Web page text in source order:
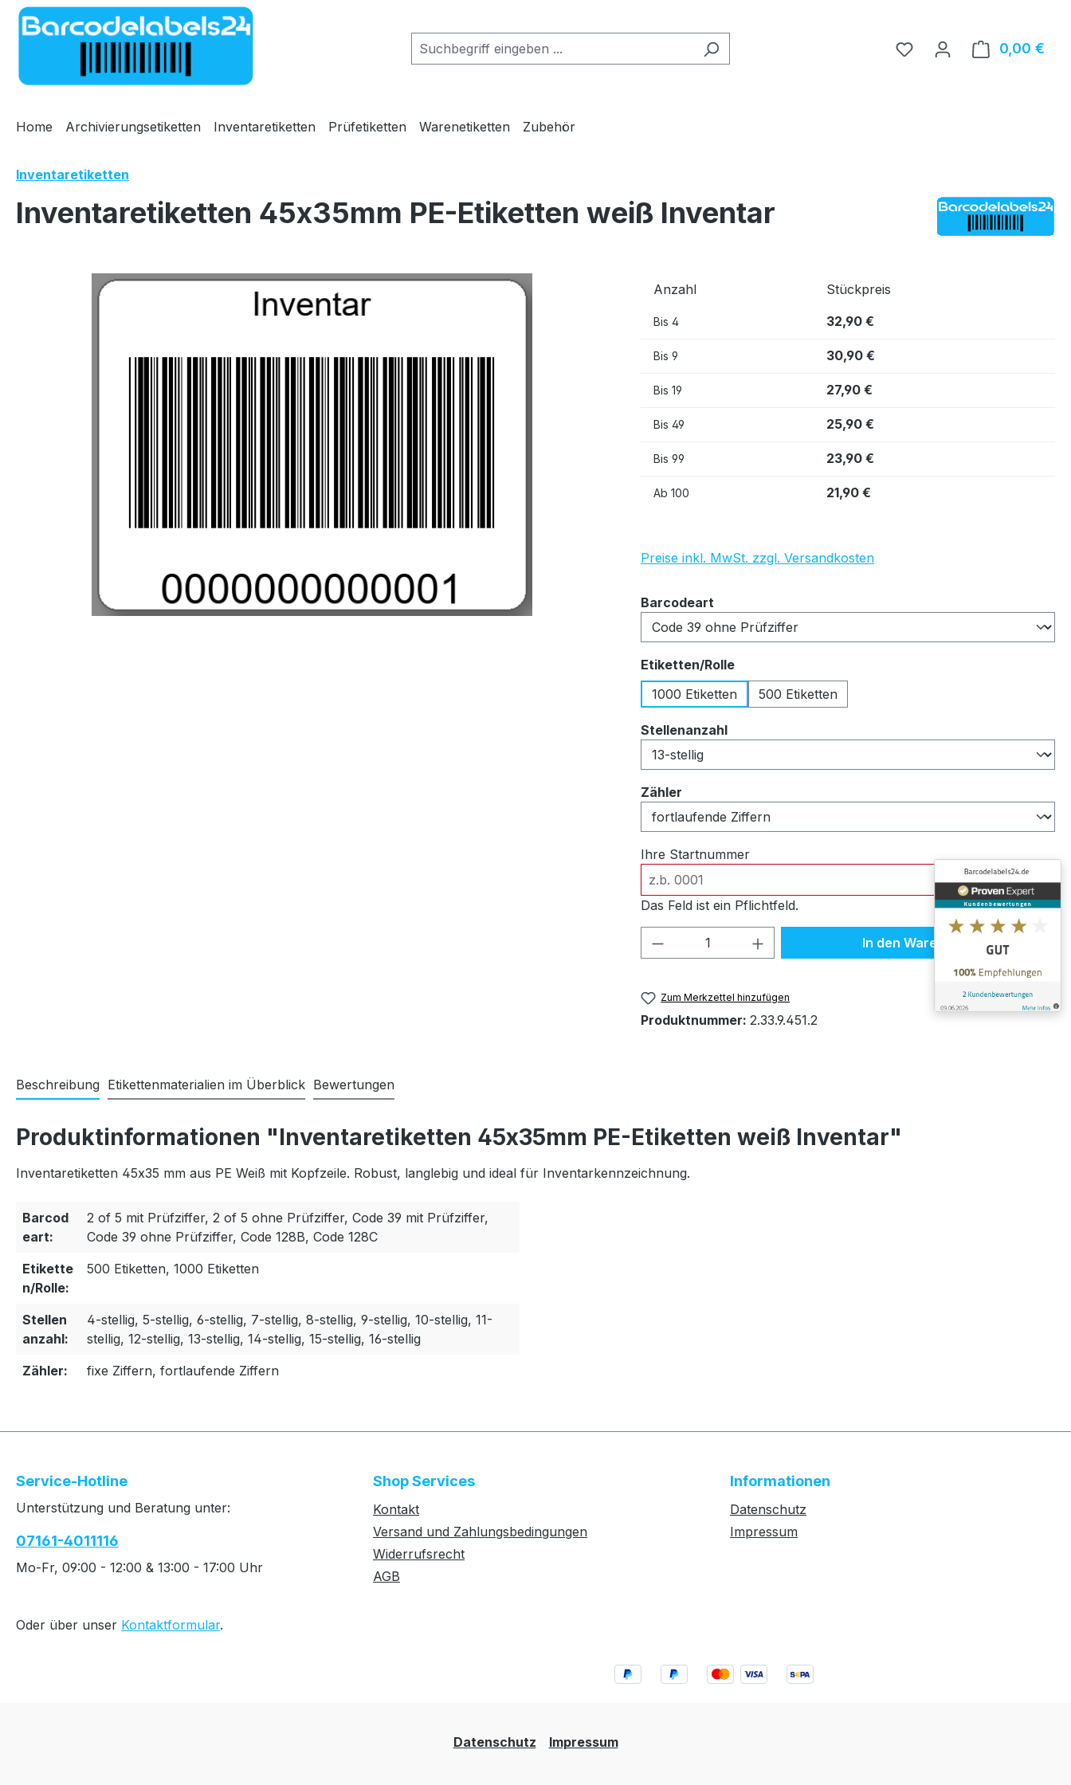
Hauptinhalt springen
Zur Suche springen
Zur Hauptnavigation springen
0,00 €
Home Archivierungsetiketten Inventaretiketten Prüfetiketten Warenetiketten Zubehör
Inventaretiketten
Inventaretiketten 45x35mm PE-Etiketten weiß Inventar
Bildergalerie überspringen Anzahl Stückpreis
Bis 4 32,90 €
Bis 9 30,90 €
Bis 19 27,90 €
Bis 49 25,90 €
Bis 99 23,90 €
Ab 100 21,90 €
Preise inkl. MwSt. zzgl. Versandkosten
Barcodeart
Etiketten/Rolleauswählen
1000 Etiketten
500 Etiketten
Stellenanzahlauswählen
Zähler
Ihre Startnummer
Das Feld ist ein Pflichtfeld.
Produkt Anzahl: Gib den gewünschten Wert
In den Warenkorb
Zum Merkzettel hinzufügen
Produktnummer: 2.33.9.451.2
Beschreibung Etikettenmaterialien im Überblick Bewertungen
Produktinformationen "Inventaretiketten 45x35mm PE-Etiketten weiß Inventar"
Inventaretiketten 45x35 mm aus PE Weiß mit Kopfzeile. Robust, langlebig und ideal für Inventarkennzeichnung.
Barcod
eart:
2 of 5 mit Prüfziffer, 2 of 5 ohne Prüfziffer, Code 39 mit Prüfziffer,
Code 39 ohne Prüfziffer, Code 128B, Code 128C
Etikette
n/Rolle:
500 Etiketten, 1000 Etiketten
Stellen
anzahl:
4-stellig, 5-stellig, 6-stellig, 7-stellig, 8-stellig, 9-stellig, 10-stellig, 11-
stellig, 12-stellig, 13-stellig, 14-stellig, 15-stellig, 16-stellig
Zähler:
fixe Ziffern, fortlaufende Ziffern
Service-Hotline
Unterstützung und Beratung unter:
07161-4011116
Mo-Fr, 09:00 - 12:00 & 13:00 - 17:00 Uhr
Oder über unser Kontaktformular.
Shop Services
Kontakt
Versand und Zahlungsbedingungen
Widerrufsrecht
AGB
Informationen
Datenschutz
Impressum
Datenschutz Impressum